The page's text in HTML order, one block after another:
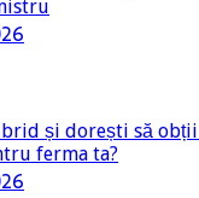
și dorești să obții
ferma ta?